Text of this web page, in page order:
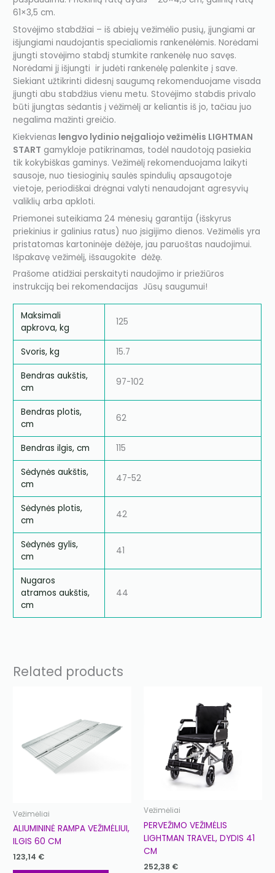
61×3,5 cm.
Stovėjimo stabdžiai – iš abiejų vežimėlio pusių, įjungiami ar
išjungiami naudojantis specialiomis rankenėlėmis. Norėdami
įjungti stovėjimo stabdį stumkite rankenėlę nuo savęs.
Norėdami jį išjungti ir judėti rankenėlę palenkite į save.
Siekiant užtikrinti didesnį saugumą rekomenduojame visada
įjungti abu stabdžius vienu metu. Stovėjimo stabdis privalo
būti įjungtas sėdantis į vėžimėlį ar keliantis iš jo, tačiau juo
negalima mažinti greičio.
Kiekvienas lengvo lydinio neįgaliojo vežimėlis LIGHTMAN
START gamykloje patikrinamas, todėl naudotoją pasiekia
tik kokybiškas gaminys. Vežimėlį rekomenduojama laikyti
sausoje, nuo tiesioginių saulės spindulių apsaugotoje
vietoje, periodiškai drėgnai valyti nenaudojant agresyvių
valiklių arba apkloti.
Priemonei suteikiama 24 mėnesių garantija (išskyrus
priekinius ir galinius ratus) nuo įsigijimo dienos. Vežimėlis yra
pristatomas kartoninėje dėžėje, jau paruoštas naudojimui.
Išpakavę vežimėlį, išsaugokite dėžę.
Prašome atidžiai perskaityti naudojimo ir priežiūros
instrukciją bei rekomendacijas Jūsų saugumui!
Maksimali
apkrova, kg
125
Svoris, kg 15.7
Bendras aukštis,
cm
97-102
Bendras plotis,
cm
62
Bendras ilgis, cm 115
Sėdynės aukštis,
cm
47-52
Sėdynės plotis,
cm
42
Sėdynės gylis,
cm
41
Nugaros
atramos aukštis,
cm
44
Related products
Vežimėliai
ALIUMININĖ RAMPA VEŽIMĖLIUI,
ILGIS 60 CM
123,14 €
Vežimėliai
PERVEŽIMO VEŽIMĖLIS
LIGHTMAN TRAVEL, DYDIS 41
CM
252,38 €